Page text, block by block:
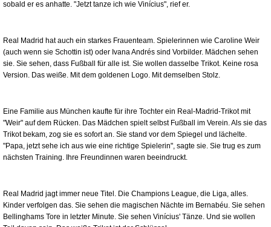
sobald er es anhatte. "Jetzt tanze ich wie Vinícius", rief er.
Real Madrid hat auch ein starkes Frauenteam. Spielerinnen wie Caroline Weir
(auch wenn sie Schottin ist) oder Ivana Andrés sind Vorbilder. Mädchen sehen
sie. Sie sehen, dass Fußball für alle ist. Sie wollen dasselbe Trikot. Keine rosa
Version. Das weiße. Mit dem goldenen Logo. Mit demselben Stolz.
Eine Familie aus München kaufte für ihre Tochter ein Real-Madrid-Trikot mit
"Weir" auf dem Rücken. Das Mädchen spielt selbst Fußball im Verein. Als sie das
Trikot bekam, zog sie es sofort an. Sie stand vor dem Spiegel und lächelte.
"Papa, jetzt sehe ich aus wie eine richtige Spielerin", sagte sie. Sie trug es zum
nächsten Training. Ihre Freundinnen waren beeindruckt.
Real Madrid jagt immer neue Titel. Die Champions League, die Liga, alles.
Kinder verfolgen das. Sie sehen die magischen Nächte im Bernabéu. Sie sehen
Bellinghams Tore in letzter Minute. Sie sehen Vinícius' Tänze. Und sie wollen